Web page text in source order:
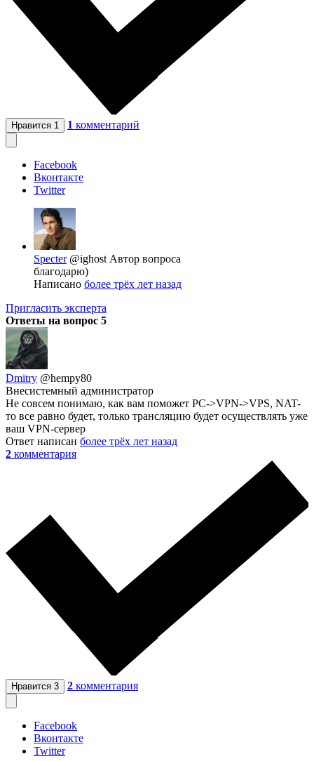
Нравится 1 1 комментарий
Facebook
Вконтакте
Twitter
Specter @ighost Автор вопроса
благодарю)
Написано более трёх лет назад
Пригласить эксперта
Ответы на вопрос 5
Dmitry @hempy80
Внесистемный администратор
Не совсем понимаю, как вам поможет PC->VPN->VPS, NAT-
то все равно будет, только трансляцию будет осуществлять уже
ваш VPN-сервер
Ответ написан более трёх лет назад
2 комментария
Нравится 3 2 комментария
Facebook
Вконтакте
Twitter